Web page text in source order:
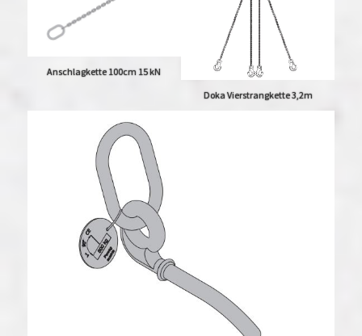
Anschlagkette 100cm 15 kN
Doka Vierstrangkette 3,2m